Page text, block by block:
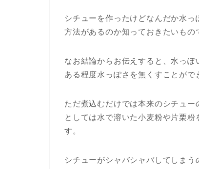
シチューを作ったけどなんだか水
方法があるのか知っておきたいもの
なお結論からお伝えすると、水っ
ある程度水っぽさを無くすことがで
ただ煮込むだけでは本来のシチュ
としては水で溶いた小麦粉や片栗
す。
シチューがシャバシャバしてしま